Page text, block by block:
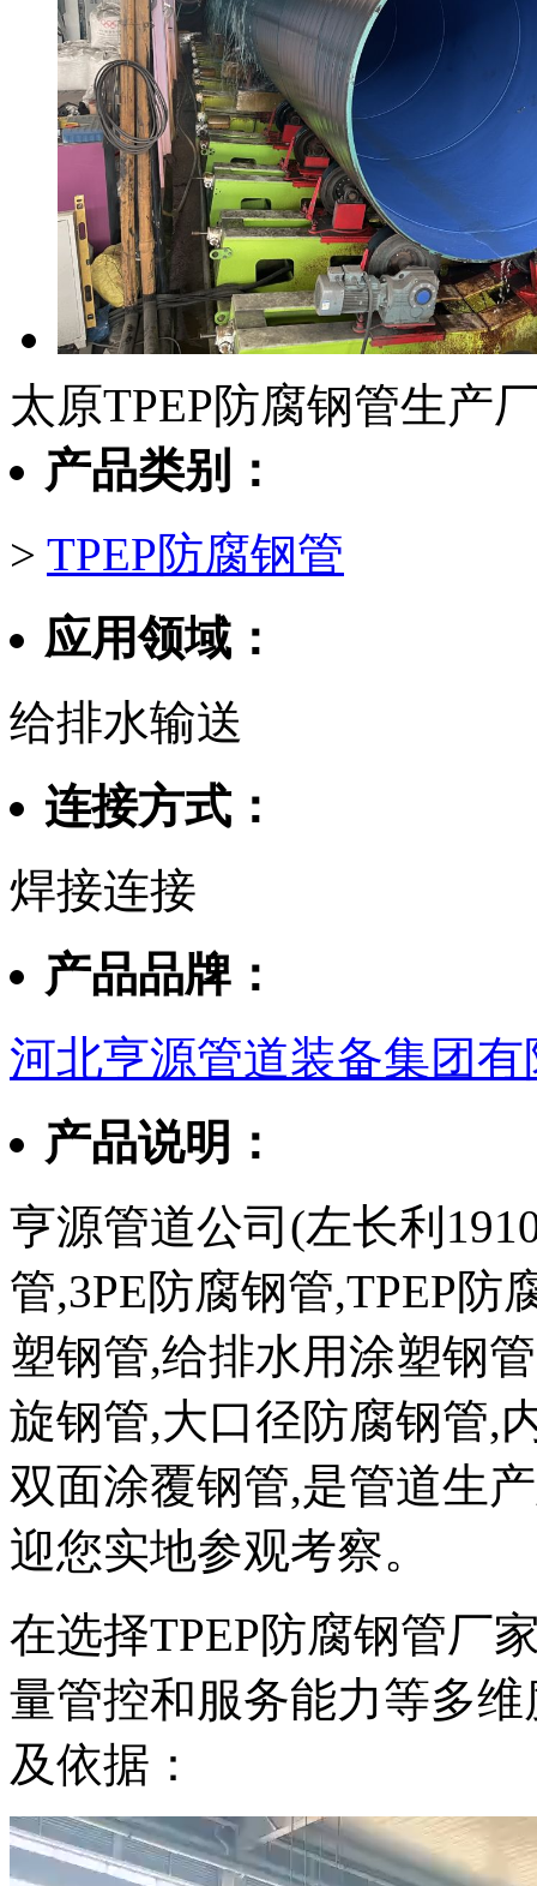
太原TPEP防腐钢管生产
产品类别：
> TPEP防腐钢管
应用领域：
给排水输送
连接方式：
焊接连接
产品品牌：
河北亨源管道装备集团有
产品说明：
亨源管道公司(左长利
管,3PE防腐钢管,TPEP
塑钢管,给排水用涂塑钢
旋钢管,大口径防腐钢管,
双面涂覆钢管,是管道生
迎您实地参观考察。
在选择TPEP防腐钢管厂
量管控和服务能力等多
及依据：